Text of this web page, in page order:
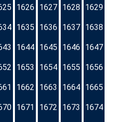
1626 1627 1628 1629
1635 1636 1637 1638
1644 1645 1646 1647
1653 1654 1655 1656
1662 1663 1664 1665
1671 1672 1673 1674